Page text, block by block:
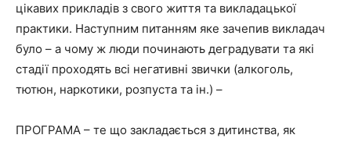
цікавих прикладів з свого життя та викладацької
практики. Наступним питанням яке зачепив викладач
було – а чому ж люди починають деградувати та які
стадії проходять всі негативні звички (алкоголь,
тютюн, наркотики, розпуста та ін.) –
ПРОГРАМА – те що закладається з дитинства, як